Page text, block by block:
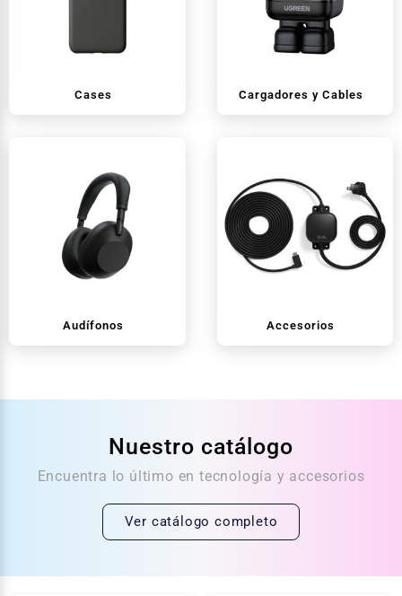
Cases Cargadores y Cables
Audífonos Accesorios
Nuestro catálogo
Encuentra lo último en tecnología y accesorios
Ver catálogo completo